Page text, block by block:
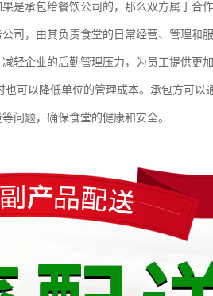
是承包给餐饮公司的，那么双方属于合
司，由其负责食堂的日常经营、管理和
轻企业的后勤管理压力，为员工提供更
可以降低单位的管理成本。承包方可以
问题，确保食堂的健康和安全。